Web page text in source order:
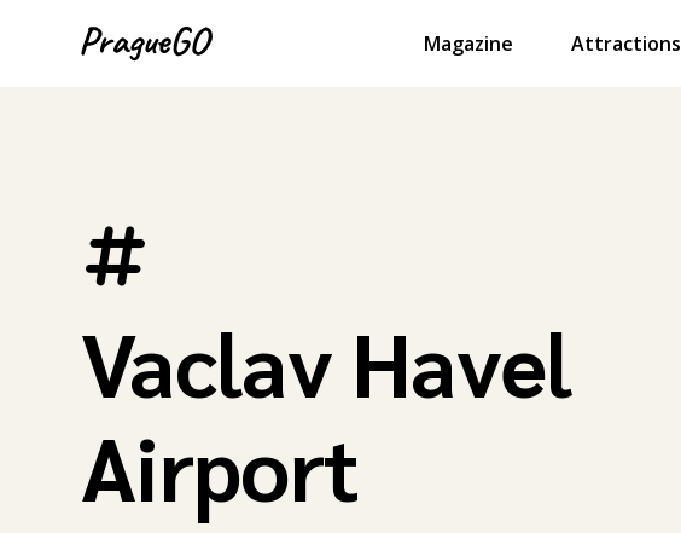
Magazine Attractions
Vaclav Havel
Airport